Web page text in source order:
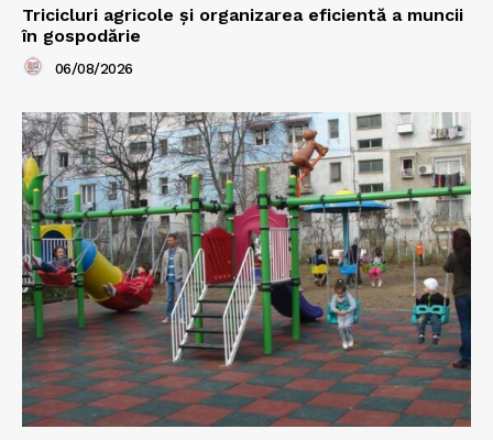
Tricicluri agricole și organizarea eficientă a muncii
în gospodărie
06/08/2026